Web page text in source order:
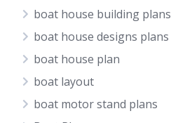
boat house building plans
boat house designs plans
boat house plan
boat layout
boat motor stand plans